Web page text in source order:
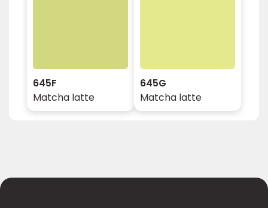
645F
Matcha latte
645G
Matcha latte